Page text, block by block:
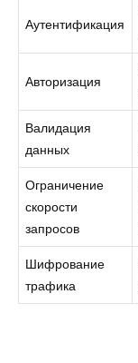
Аутентификация
Авторизация
Валидация
данных
Ограничение
скорости
запросов
Шифрование
трафика